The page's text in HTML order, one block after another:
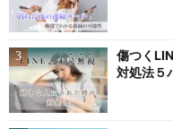
傷つく
対処法５